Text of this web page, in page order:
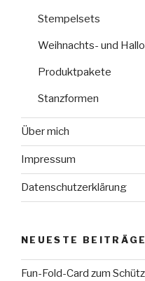
Stempelsets
Weihnachts- und
Produktpakete
Stanzformen
Über mich
Impressum
Datenschutzerklärung
NEUESTE BEITRÄGE
Fun-Fold-Card zum